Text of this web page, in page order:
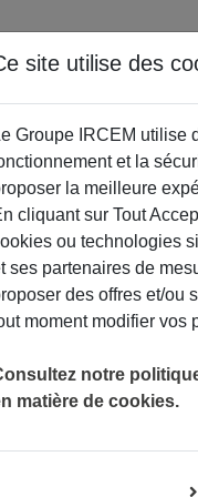
RETRAITE
PRÉVENTION ÊTRE PIÉTON
!
site utilise des
Groupe IRCEM utilise
et la
la meilleure
cliquant sur Tout
ou technologies
ses partenaires de
des offres et/ou
moment modifier vos
notre
matière de cookies.